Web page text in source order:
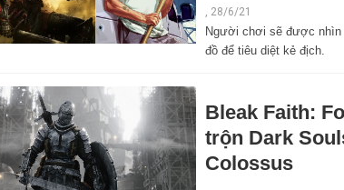
, 28/6/21
Người chơi sẽ được nhìn
đồ để tiêu diệt kẻ địch.
Bleak Faith:
trộn Dark
Colossus